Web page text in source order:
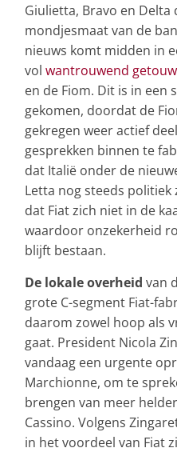
Giulietta, Bravo en Delta
mondjesmaat van de
nieuws komt midden in
vol wantrouwend
en de Fiom. Dit is in een
gekomen, doordat de
gekregen weer actief
gesprekken binnen te
dat Italië onder de
Letta nog steeds
dat Fiat zich niet in de
waardoor onzekerheid
blijft bestaan.
De lokale overheid van
grote C-segment Fiat-
daarom zowel hoop als
gaat. President Nicola
vandaag een urgente
Marchionne, om te
brengen van meer
Cassino. Volgens
in het voordeel van Fiat